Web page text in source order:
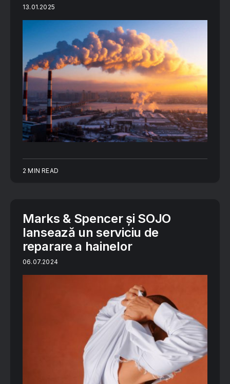
13.01.2025
2 MIN READ
Marks & Spencer și SOJO
lansează un serviciu de
reparare a hainelor
06.07.2024